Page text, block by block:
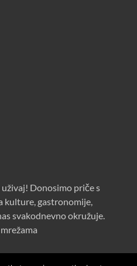
Donosimo priče s
kulture, gastronomije,
svakodnevno okružuje.